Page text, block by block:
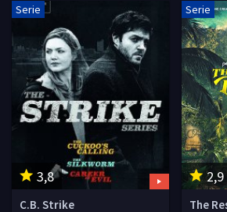
3,8
Serie
C.B. Strike
2,9
Serie
The